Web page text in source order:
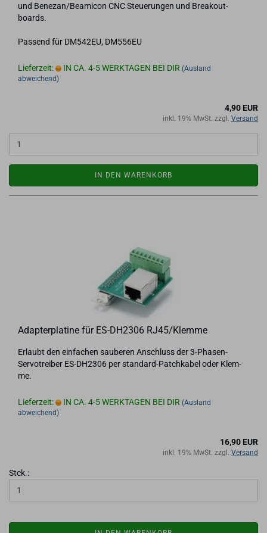
und Be­ne­zan/Be­a­mi­con CNC Steue­run­gen und Brea­kout­
boards.
Pas­send für DM542EU, DM556EU
Lieferzeit: IN CA. 4-5 WERKTAGEN BEI DIR (Ausland
abweichend)
4,90 EUR
inkl. 19% MwSt. zzgl. Versand
IN DEN WARENKORB
Ad­ap­ter­pla­ti­ne für ES-​DH2306 RJ45/Klem­me
Er­laubt den ein­fa­chen sau­be­ren An­schluss der 3-​Phasen-
Servotreiber ES-​DH2306 per standard-​Patchkabel oder Klem­
me.
Lieferzeit: IN CA. 4-5 WERKTAGEN BEI DIR (Ausland
abweichend)
16,90 EUR
inkl. 19% MwSt. zzgl. Versand
Stck.: